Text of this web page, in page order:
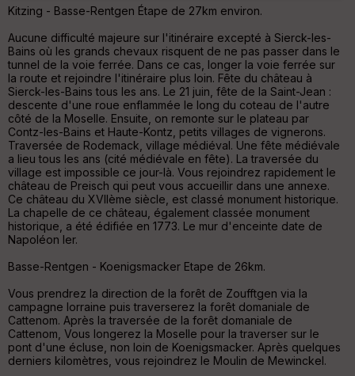
tu
re
IG
N
Aff
ic
he
r
d
é
p
ar
t
Fil
tr
e
Kitzing - Basse-Rentgen Étape de 27km environ.
Aucune difficulté majeure sur l'itinéraire excepté à Sierck-les-
Bains où les grands chevaux risquent de ne pas passer dans le
tunnel de la voie ferrée. Dans ce cas, longer la voie ferrée sur
la route et rejoindre l'itinéraire plus loin. Fête du château à
Sierck-les-Bains tous les ans. Le 21 juin, fête de la Saint-Jean :
descente d'une roue enflammée le long du coteau de l'autre
côté de la Moselle. Ensuite, on remonte sur le plateau par
Contz-les-Bains et Haute-Kontz, petits villages de vignerons.
Traversée de Rodemack, village médiéval. Une fête médiévale
a lieu tous les ans (cité médiévale en fête). La traversée du
village est impossible ce jour-là. Vous rejoindrez rapidement le
château de Preisch qui peut vous accueillir dans une annexe.
Ce château du XVIIème siècle, est classé monument historique.
La chapelle de ce château, également classée monument
historique, a été édifiée en 1773. Le mur d'enceinte date de
Napoléon Ier.
Basse-Rentgen - Koenigsmacker Etape de 26km.
Vous prendrez la direction de la forêt de Zoufftgen via la
campagne lorraine puis traverserez la forêt domaniale de
Cattenom. Après la traversée de la forêt domaniale de
Cattenom, Vous longerez la Moselle pour la traverser sur le
pont d'une écluse, non loin de Koenigsmacker. Après quelques
derniers kilomètres, vous rejoindrez le Moulin de Mewinckel.